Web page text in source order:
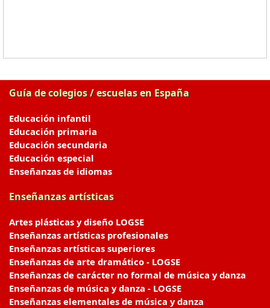
Guía de colegios / escuelas en España
Educación infantil
Educación primaria
Educación secundaria
Educación especial
Enseñanzas de idiomas
Enseñanzas artísticas
Artes plásticas y diseño LOGSE
Enseñanzas artísticas profesionales
Enseñanzas artísticas superiores
Enseñanzas de arte dramático - LOGSE
Enseñanzas de carácter no formal de música y danza
Enseñanzas de música y danza - LOGSE
Enseñanzas elementales de música y danza